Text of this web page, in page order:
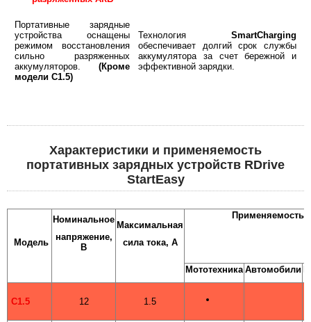
Портативные зарядные
устройства оснащены
режимом восстановления
сильно разряженных
аккумуляторов. (Кроме
модели С1.5)
Технология SmartCharging
обеспечивает долгий срок службы
аккумулятора за счет бережной и
эффективной зарядки.
Характеристики и применяемость
портативных зарядных устройств RDrive
StartEasy
Модель
Номинальное
напряжение,
В
Максимальная
сила тока, А
Применяемость
Мототехника Автомобили
С1.5 12 1.5